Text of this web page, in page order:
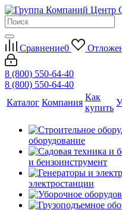
Сравнение0
8 (800) 550-64-40
8 (800) 550-64-40
Каталог Компания
Как
купить
оборудование
и бензоинструмент
электростанции